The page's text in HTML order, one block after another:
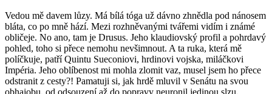
Vedou mě davem lůzy. Má bílá tóga už dávno zhnědla pod nánosem
bláta, co po mně hází. Mezi rozhněvanými tvářemi vidím i známé
obličeje. No ano, tam je Drusus. Jeho klaudiovský profil a pohrdavý
pohled, toho si přece nemohu nevšimnout. A ta ruka, která mě
políčkuje, patří Quintu Sueconiovi, hrdinovi vojska, miláčkovi
Impéria. Jeho oblíbenost mi mohla zlomit vaz, musel jsem ho přece
odstranit z cesty?! Pamatuji si, jak hrdě mluvil v Senátu na svou
obhajobu, od odsouzení až do popravy neuronil jedinou slzu,